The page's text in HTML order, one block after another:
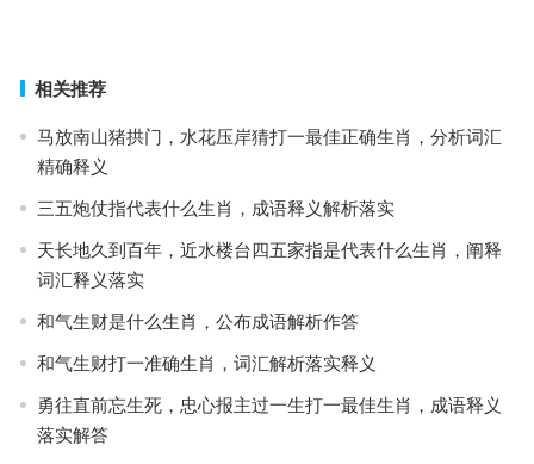
相关推荐
马放南山猪拱门，水花压岸猜打一最佳正确生肖，分析词汇
精确释义
三五炮仗指代表什么生肖，成语释义解析落实
天长地久到百年，近水楼台四五家指是代表什么生肖，阐释
词汇释义落实
和气生财是什么生肖，公布成语解析作答
和气生财打一准确生肖，词汇解析落实释义
勇往直前忘生死，忠心报主过一生打一最佳生肖，成语释义
落实解答